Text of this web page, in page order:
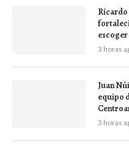
Ricardo
3 horas
Juan
equipo
3 horas